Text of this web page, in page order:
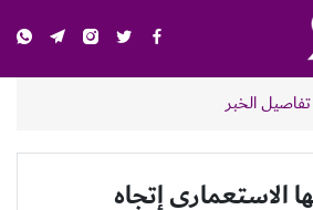
تفاصيل الخبر
الاستعماري إتجاه